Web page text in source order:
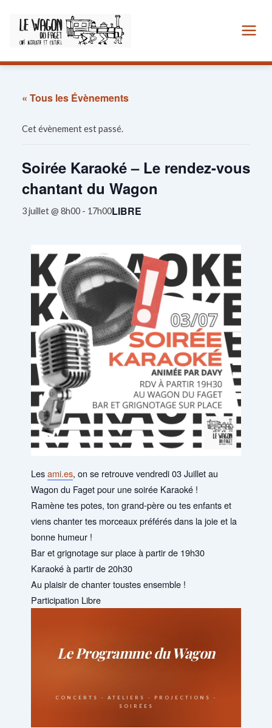
contenu
« Tous les Évènements
Cet évènement est passé.
Soirée Karaoké – Le rendez-vous
chantant du Wagon
3 juillet @ 8h00 - 17h00LIBRE
Lesami.es, on se retrouve vendredi 03 Juillet au
Wagon du Faget pour une soirée Karaoké !
Ramène tes potes, ton grand-père ou tes enfants et
viens chanter tes morceaux préférés dans la joie et la
bonne humeur !
Bar et grignotage sur place à partir de 19h30
Karaoké à partir de 20h30
Au plaisir de chanter toustes ensemble !
Participation Libre